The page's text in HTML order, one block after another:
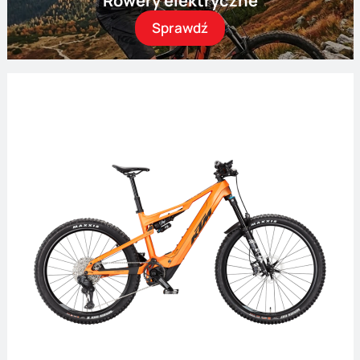
Sprawdź